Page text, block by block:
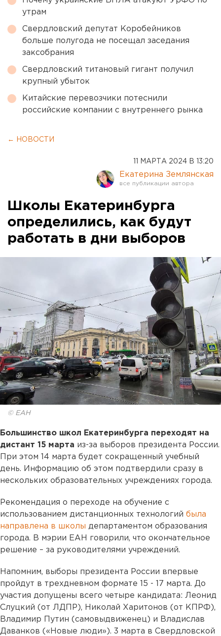
утрам
Свердловский депутат Коробейников
больше полугода не посещал заседания
заксобрания
Свердловский титановый гигант получил
крупный убыток
Китайские перевозчики потеснили
российские компании с внутреннего рынка
← НОВОСТИ
11 МАРТА 2024 В 13:20
Екатерина Землянская
Школы Екатеринбурга
определились, как будут
работать в дни выборов
© ЕАН
Большинство школ Екатеринбурга переходят на
дистант 15 марта из-за выборов президента России.
При этом 14 марта будет сокращенный учебный
день. Информацию об этом подтвердили сразу в
нескольких образовательных учреждениях города.
Рекомендация о переходе на обучение с
использованием дистанционных технологий была
направлена в школы департаментом образования
города. В мэрии ЕАН говорили, что окончательное
решение – за руководителями учреждений.
Напомним, выборы президента России впервые
пройдут в трехдневном формате 15 - 17 марта. До
участия допущены всего четыре кандидата: Леонид
Слуцкий (от ЛДПР), Николай Харитонов (от КПРФ),
Владимир Путин (самовыдвиженец) и Владислав
Даванков («Новые люди»). 3 марта в Свердловской